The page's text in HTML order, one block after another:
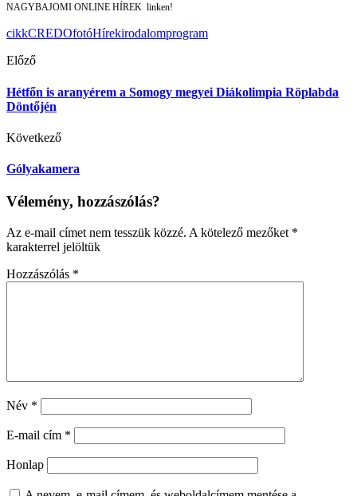
NAGYBAJOMI ONLINE HÍREK linken!
cikkCREDOfotóHírekirodalomprogram
Előző
Hétfőn is aranyérem a Somogy megyei Diákolimpia Röplabda
Döntőjén
Következő
Gólyakamera
Vélemény, hozzászólás?
Az e-mail címet nem tesszük közzé. A kötelező mezőket *
karakterrel jelöltük
Hozzászólás *
Név *
E-mail cím *
Honlap